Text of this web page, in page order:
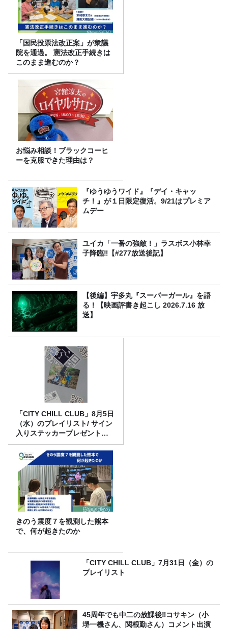
「国民投票法改正案」が衆議
院を通過。 憲法改正手続きは
このまま進むのか？
お悩み相談！ブラックコーヒ
ーを克服できた理由は？
『ゆうゆうワイド』『デイ・キャッ
チ！』が１日限定復活。9/21はプレミア
ムデー
ユイカ「一番の強敵！」ラスボス小林幸
子降臨‼【#277放送後記】
【後編】宇多丸『スーパーガール』を語
る！【映画評書き起こし 2026.7.16 放
送】
「CITY CHILL CLUB」8月5日
（水）のプレイリスト/ サイン
入りステッカープレゼント有
り
きのう震度７を観測した熊本
で、何が起きたのか
「CITY CHILL CLUB」7月31日（金）の
プレイリスト
45周年でも中二の放課後‼コサキン（小
堺一機さん、関根勤さん）コメント出演